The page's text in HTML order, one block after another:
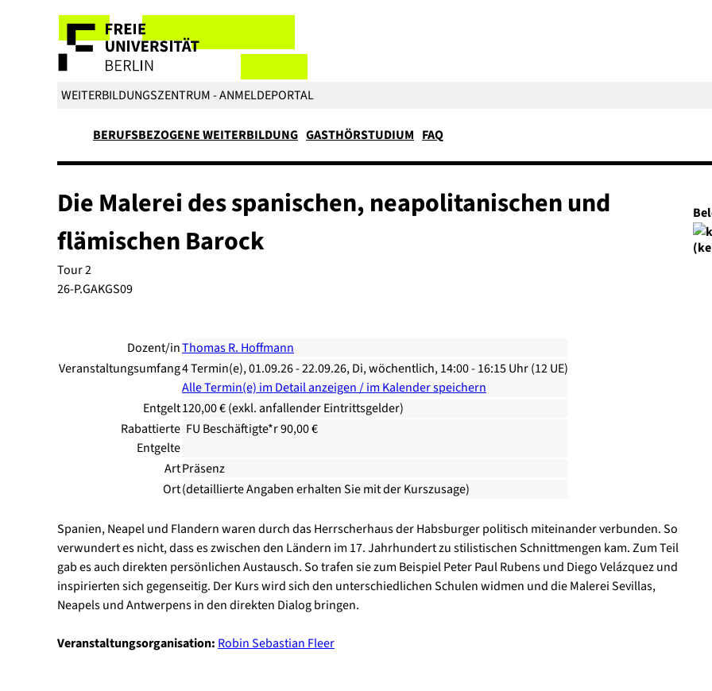
WEITERBILDUNGSZENTRUM - ANMELDEPORTAL
BERUFSBEZOGENE WEITERBILDUNG GASTHÖRSTUDIUM FAQ
Die Malerei des spanischen, neapolitanischen und
flämischen Barock
Tour 2
26-P.GAKGS09
Dozent/inThomas R. Hoffmann
Veranstaltungsumfang4 Termin(e), 01.09.26 - 22.09.26, Di, wöchentlich, 14:00 - 16:15 Uhr (12 UE)
Alle Termin(e) im Detail anzeigen / im Kalender speichern
Entgelt120,00 € (exkl. anfallender Eintrittsgelder)
Rabattierte
Entgelte
FU Beschäftigte*r 90,00 €
ArtPräsenz
Ort(detaillierte Angaben erhalten Sie mit der Kurszusage)
Spanien, Neapel und Flandern waren durch das Herrscherhaus der Habsburger politisch miteinander verbunden. So
verwundert es nicht, dass es zwischen den Ländern im 17. Jahrhundert zu stilistischen Schnittmengen kam. Zum Teil
gab es auch direkten persönlichen Austausch. So trafen sie zum Beispiel Peter Paul Rubens und Diego Velázquez und
inspirierten sich gegenseitig. Der Kurs wird sich den unterschiedlichen Schulen widmen und die Malerei Sevillas,
Neapels und Antwerpens in den direkten Dialog bringen.
Veranstaltungsorganisation: Robin Sebastian Fleer